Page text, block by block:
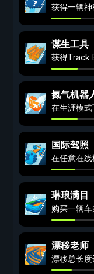
获得一辆神
谋生工具
获得Track
氮气机器
在生涯模式
国际驾照
在任意在线
琳琅满目
购买一辆车
漂移老师
漂移总长